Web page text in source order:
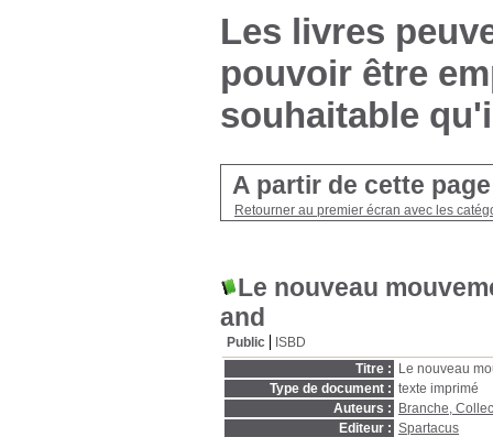
Les livres
pouvoir être
souhaitable
A partir de cette
Retourner au premier écran avec les
Le nouveau
and
Public
ISBD
Titre :
Le nouveau
Type de document : texte imprimé
Auteurs :
Branche,
Editeur : Spartacus